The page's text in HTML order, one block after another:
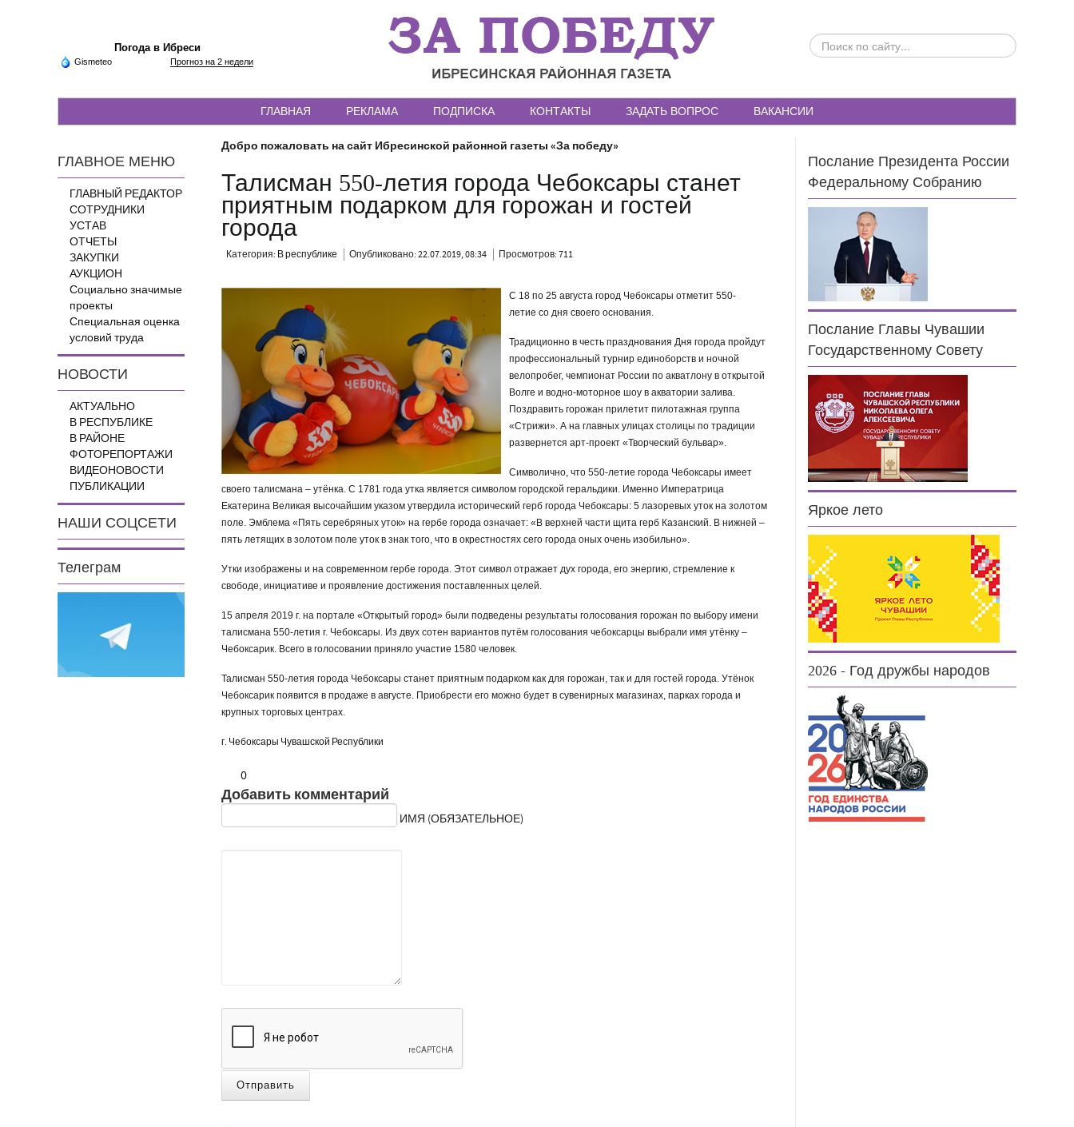
Погода в Ибреси
Gismeteo Прогноз на 2 недели
ПОИСК
ПО
ГЛАВНАЯ РЕКЛАМА ПОДПИСКА КОНТАКТЫ ЗАДАТЬ ВОПРОС ВАКАНСИИ
ГЛАВНОЕ МЕНЮ
ГЛАВНЫЙ РЕДАКТОР
СОТРУДНИКИ
УСТАВ
ОТЧЕТЫ
ЗАКУПКИ
АУКЦИОН
Социально значимые
проекты
Специальная оценка
условий труда
НОВОСТИ
АКТУАЛЬНО
В РЕСПУБЛИКЕ
В РАЙОНЕ
ФОТОРЕПОРТАЖИ
ВИДЕОНОВОСТИ
ПУБЛИКАЦИИ
НАШИ СОЦСЕТИ
Телеграм
Добро пожаловать на сайт Ибресинской районной газеты «За победу»
Талисман 550-летия города Чебоксары станет
приятным подарком для горожан и гостей
города
Категория: В республике Опубликовано: 22.07.2019, 08:34 Просмотров: 711
С 18 по 25 августа город Чебоксары отметит 550-
летие со дня своего основания.
Традиционно в честь празднования Дня города пройдут
профессиональный турнир единоборств и ночной
велопробег, чемпионат России по акватлону в открытой
Волге и водно-моторное шоу в акватории залива.
Поздравить горожан прилетит пилотажная группа
«Стрижи». А на главных улицах столицы по традиции
развернется арт-проект «Творческий бульвар».
Символично, что 550-летие города Чебоксары имеет
своего талисмана – утёнка. С 1781 года утка является символом городской геральдики. Именно Императрица
Екатерина Великая высочайшим указом утвердила исторический герб города Чебоксары: 5 лазоревых уток на золотом
поле. Эмблема «Пять серебряных уток» на гербе города означает: «В верхней части щита герб Казанский. В нижней –
пять летящих в золотом поле уток в знак того, что в окрестностях сего города оных очень изобильно».
Утки изображены и на современном гербе города. Этот символ отражает дух города, его энергию, стремление к
свободе, инициативе и проявление достижения поставленных целей.
15 апреля 2019 г. на портале «Открытый город» были подведены результаты голосования горожан по выбору имени
талисмана 550-летия г. Чебоксары. Из двух сотен вариантов путём голосования чебоксарцы выбрали имя утёнку –
Чебоксарик. Всего в голосовании приняло участие 1580 человек.
Талисман 550-летия города Чебоксары станет приятным подарком как для горожан, так и для гостей города. Утёнок
Чебоксарик появится в продаже в августе. Приобрести его можно будет в сувенирных магазинах, парках города и
крупных торговых центрах.
г. Чебоксары Чувашской Республики
0
Добавить комментарий
ИМЯ (ОБЯЗАТЕЛЬНОЕ)
Отправить
Послание Президента России
Федеральному Собранию
Послание Главы Чувашии
Государственному Совету
Яркое лето
2026 - Год дружбы народов